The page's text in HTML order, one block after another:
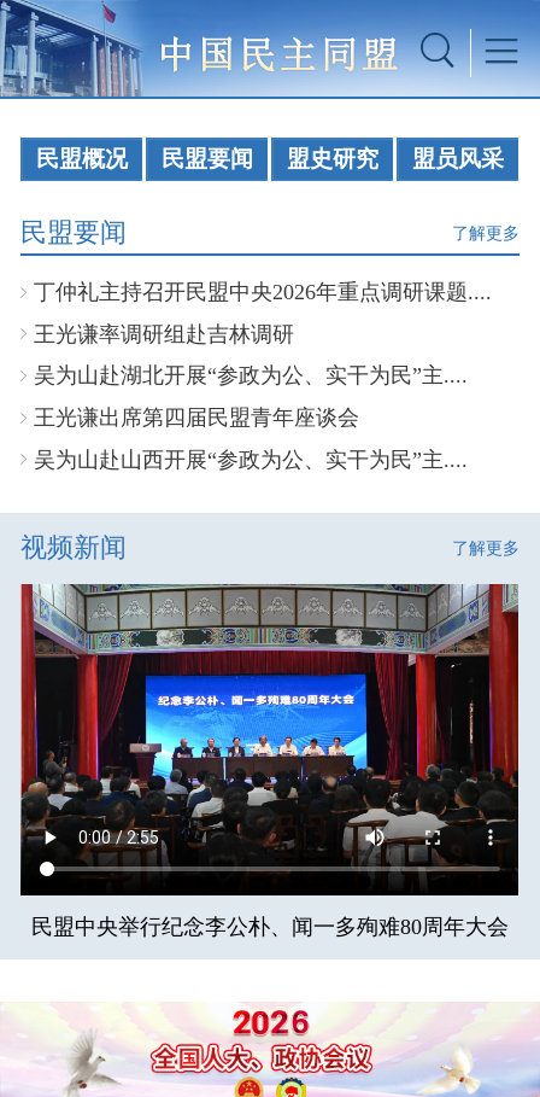
民盟概况 民盟要闻 盟史研究 盟员风采
民盟要闻 了解更多
丁仲礼主持召开民盟中央2026年重点调研课题....
王光谦率调研组赴吉林调研
吴为山赴湖北开展“参政为公、实干为民”主....
王光谦出席第四届民盟青年座谈会
吴为山赴山西开展“参政为公、实干为民”主....
视频新闻 了解更多
民盟中央举行纪念李公朴、闻一多殉难80周年大会